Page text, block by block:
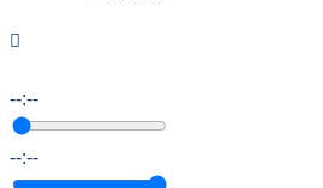
--:--
--:--